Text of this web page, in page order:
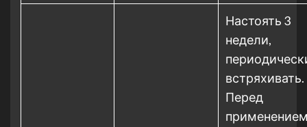
Настоять 3
недели,
встряхивать.
Перед